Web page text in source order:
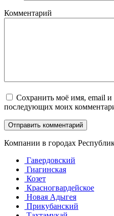
Комментарий
Сохранить моё имя, email и
последующих моих
Компании в городах
Гавердовский
Гиагинская
Козет
Красногвардейское
Новая Адыгея
Прикубанский